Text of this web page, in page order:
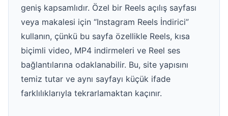
geniş kapsamlıdır. Özel bir Reels açılış sayfası
veya makalesi için “Instagram Reels İndirici”
kullanın, çünkü bu sayfa özellikle Reels, kısa
biçimli video, MP4 indirmeleri ve Reel ses
bağlantılarına odaklanabilir. Bu, site yapısını
temiz tutar ve aynı sayfayı küçük ifade
farklılıklarıyla tekrarlamaktan kaçınır.